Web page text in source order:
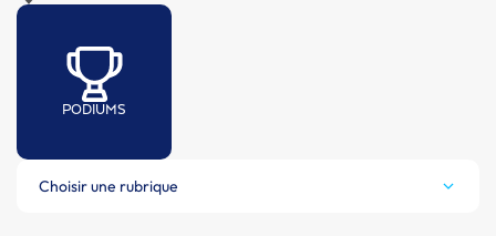
PODIUMS
Choisir une rubrique